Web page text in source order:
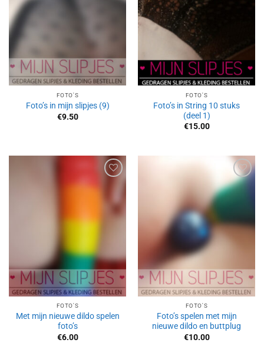
FOTO'S
Foto’s in mijn slipjes (9)
€9.50
FOTO'S
Foto’s in String 10 stuks
(deel 1)
€15.00
toevoegen
FOTO'S
Met mijn nieuwe dildo spelen
foto’s
€6.00
Aan
verlanglijst
toevoegen
FOTO'S
Foto’s spelen met mijn
nieuwe dildo en buttplug
€10.00